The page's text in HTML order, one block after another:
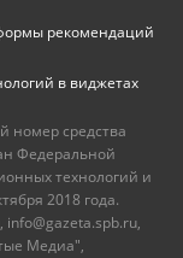
рекомендаций
в виджетах
номер средства
Федеральной
технологий и
2018 года.
Медиа",